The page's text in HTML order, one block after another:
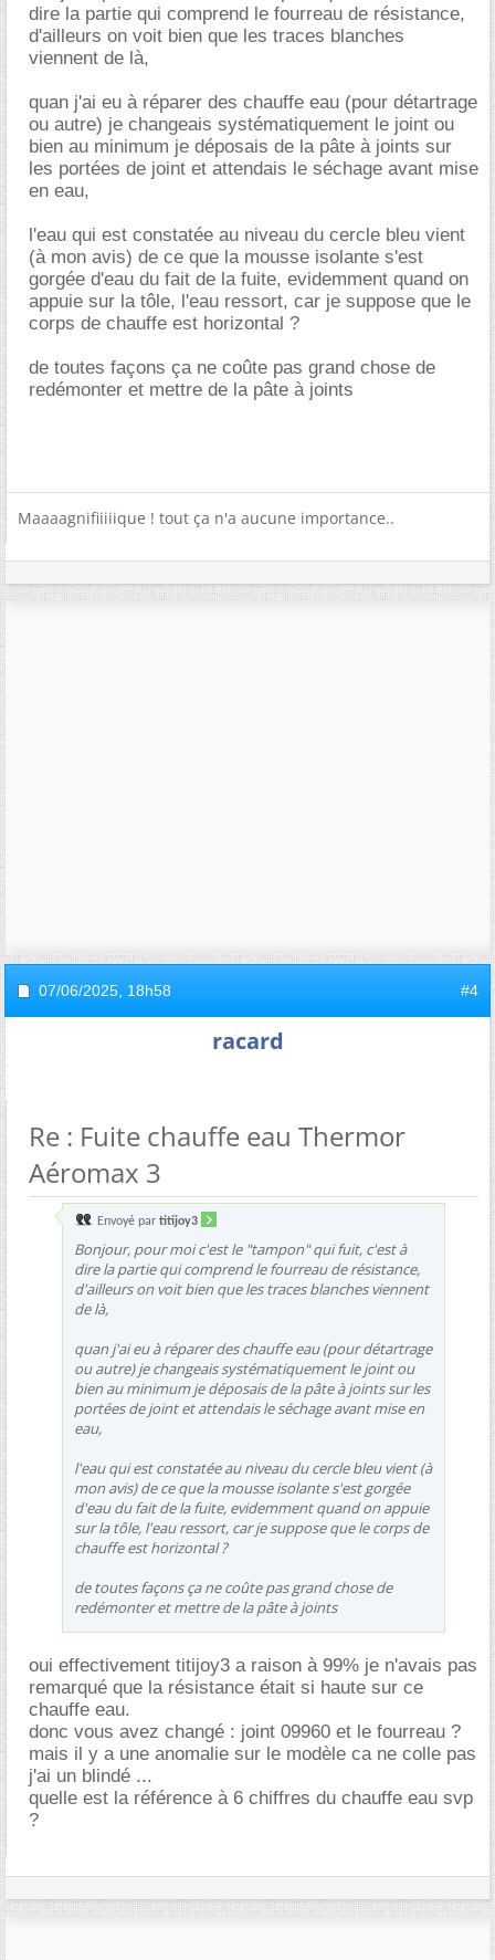
dire la partie qui comprend le fourreau de résistance,
d'ailleurs on voit bien que les traces blanches
viennent de là,
quan j'ai eu à réparer des chauffe eau (pour détartrage
ou autre) je changeais systématiquement le joint ou
bien au minimum je déposais de la pâte à joints sur
les portées de joint et attendais le séchage avant mise
en eau,
l'eau qui est constatée au niveau du cercle bleu vient
(à mon avis) de ce que la mousse isolante s'est
gorgée d'eau du fait de la fuite, evidemment quand on
appuie sur la tôle, l'eau ressort, car je suppose que le
corps de chauffe est horizontal ?
de toutes façons ça ne coûte pas grand chose de
redémonter et mettre de la pâte à joints
Maaaagnifiiiiique ! tout ça n'a aucune importance..
07/06/2025, 18h58 #4
racard
Re : Fuite chauffe eau Thermor
Aéromax 3
Envoyé par titijoy3
Bonjour, pour moi c'est le "tampon" qui fuit, c'est à
dire la partie qui comprend le fourreau de résistance,
d'ailleurs on voit bien que les traces blanches viennent
de là,
quan j'ai eu à réparer des chauffe eau (pour détartrage
ou autre) je changeais systématiquement le joint ou
bien au minimum je déposais de la pâte à joints sur les
portées de joint et attendais le séchage avant mise en
eau,
l'eau qui est constatée au niveau du cercle bleu vient (à
mon avis) de ce que la mousse isolante s'est gorgée
d'eau du fait de la fuite, evidemment quand on appuie
sur la tôle, l'eau ressort, car je suppose que le corps de
chauffe est horizontal ?
de toutes façons ça ne coûte pas grand chose de
redémonter et mettre de la pâte à joints
oui effectivement titijoy3 a raison à 99% je n'avais pas
remarqué que la résistance était si haute sur ce
chauffe eau.
donc vous avez changé : joint 09960 et le fourreau ?
mais il y a une anomalie sur le modèle ca ne colle pas
j'ai un blindé ...
quelle est la référence à 6 chiffres du chauffe eau svp
?